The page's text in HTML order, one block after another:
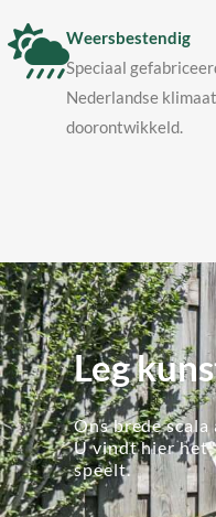
Weersbestendig
Speciaal
Nederlandse
doorontwikkeld.
Leg
Ons brede
U vindt hier het
speelt.